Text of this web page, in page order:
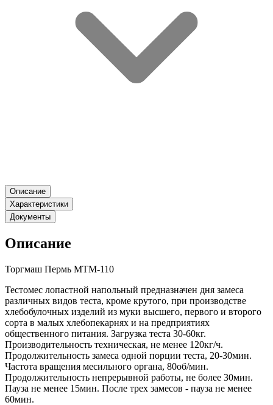
Описание
Характеристики
Документы
Описание
Торгмаш Пермь МТМ-110
Тестомес лопастной напольный предназначен дня замеса
различных видов теста, кроме крутого, при производстве
хлебобулочных изделий из муки высшего, первого и второго
сорта в малых хлебопекарнях и на предприятиях
общественного питания. Загрузка теста 30-60кг.
Производительность техническая, не менее 120кг/ч.
Продолжительность замеса одной порции теста, 20-30мин.
Частота вращения месильного органа, 80об/мин.
Продолжительность непрерывной работы, не более 30мин.
Пауза не менее 15мин. После трех замесов - пауза не менее
60мин.